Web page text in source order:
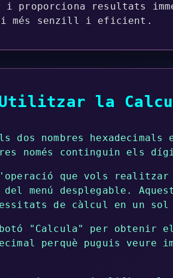
resultats
més senzill i eficient.
Utilitzar la
dos nombres
només continguin els
que vols
menú desplegable.
de càlcul en un
"Calcula" per obtenir
perquè puguis veure